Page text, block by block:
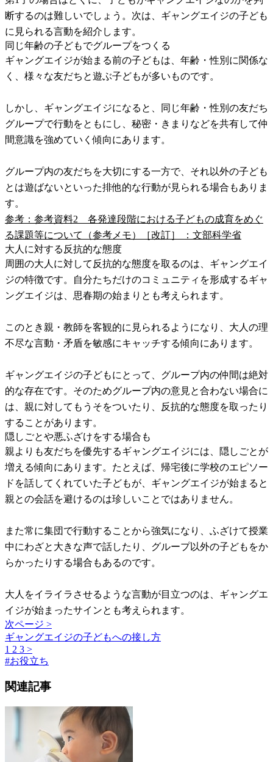
断するのは難しいでしょう。次は、ギャングエイジの子ども
に見られる言動を紹介します。
同じ年齢の子どもでグループをつくる
ギャングエイジが始まる前の子どもは、年齢・性別に関係な
く、様々な友だちと遊ぶ子どもが多いものです。
しかし、ギャングエイジになると、同じ年齢・性別の友だち
グループで行動をともにし、秘密・きまりなどを共有して仲
間意識を強めていく傾向にあります。
グループ内の友だちを大切にする一方で、それ以外の子ども
とは遊ばないといった排他的な行動が見られる場合もありま
す。
参考：参考資料2 各発達段階における子どもの成育をめぐ
る課題等について（参考メモ）［改訂］ ：文部科学省
大人に対する反抗的な態度
周囲の大人に対して反抗的な態度を取るのは、ギャングエイ
ジの特徴です。自分たちだけのコミュニティを形成するギャ
ングエイジは、思春期の始まりとも考えられます。
このとき親・教師を客観的に見られるようになり、大人の理
不尽な言動・矛盾を敏感にキャッチする傾向にあります。
ギャングエイジの子どもにとって、グループ内の仲間は絶対
的な存在です。そのためグループ内の意見と合わない場合に
は、親に対してもうそをついたり、反抗的な態度を取ったり
することがあります。
隠しごとや悪ふざけをする場合も
親よりも友だちを優先するギャングエイジには、隠しごとが
増える傾向にあります。たとえば、帰宅後に学校のエピソー
ドを話してくれていた子どもが、ギャングエイジが始まると
親との会話を避けるのは珍しいことではありません。
また常に集団で行動することから強気になり、ふざけて授業
中にわざと大きな声で話したり、グループ以外の子どもをか
らかったりする場合もあるのです。
大人をイライラさせるような言動が目立つのは、ギャングエ
イジが始まったサインとも考えられます。
次ページ >
ギャングエイジの子どもへの接し方
1 2 3 >
#お役立ち
関連記事